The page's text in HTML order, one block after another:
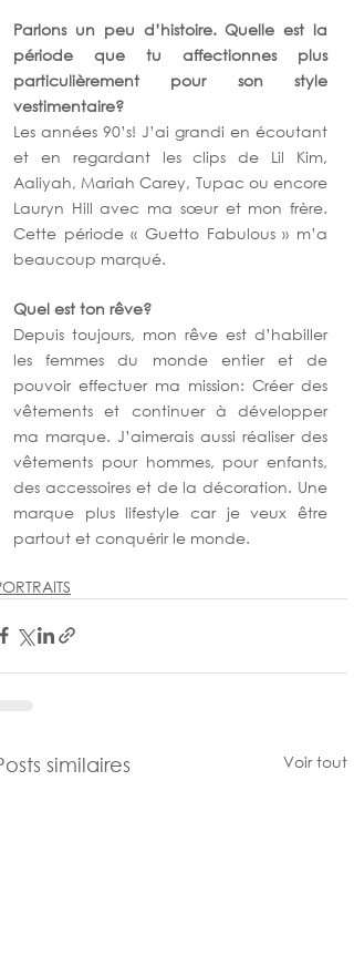
Parlons un peu d’histoire. Quelle est la
période que tu affectionnes plus
particulièrement pour son style
vestimentaire?
Les années 90’s! J’ai grandi en écoutant
et en regardant les clips de Lil Kim,
Aaliyah, Mariah Carey, Tupac ou encore
Lauryn Hill avec ma sœur et mon frère.
Cette période « Guetto Fabulous » m’a
beaucoup marqué.
Quel est ton rêve?
Depuis toujours, mon rêve est d’habiller
les femmes du monde entier et de
pouvoir effectuer ma mission: Créer des
vêtements et continuer à développer
ma marque. J’aimerais aussi réaliser des
vêtements pour hommes, pour enfants,
des accessoires et de la décoration. Une
marque plus lifestyle car je veux être
partout et conquérir le monde.
similaires Voir tout